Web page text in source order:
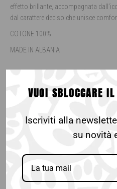
effetto brillante, accompagnata
dal carattere deciso che unisce
COTONE 100%
MADE IN ALBANIA
COCCO/COCONUT
Taglia:XS
Guida alle taglie
VUOI SBLOCCARE
Iscriviti alla
su novità